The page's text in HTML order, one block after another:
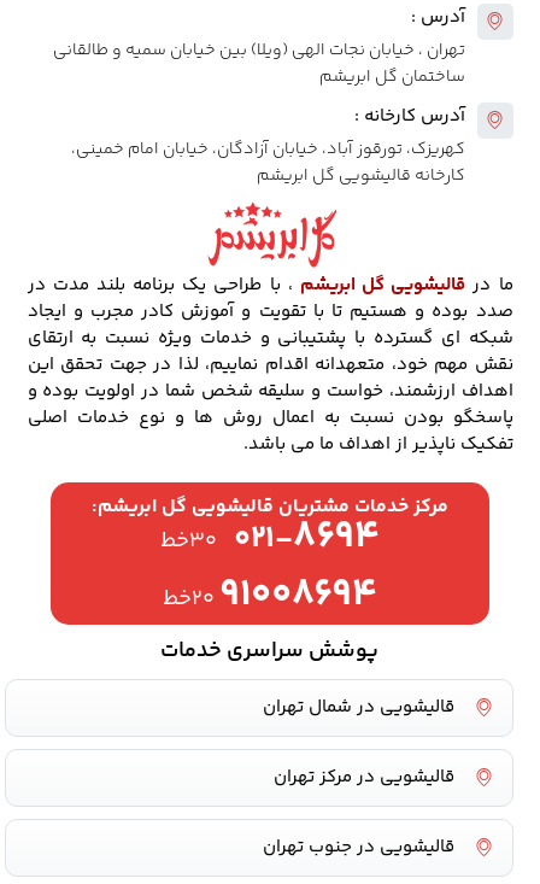
آدرس :
تهران ، خیابان نجات الهی (ویلا) بین خیابان سمیه و طالقانی
ساختمان گل ابریشم
آدرس کارخانه :
کهریزک، تورقوز آباد، خیابان آزادگان، خیابان امام خمینی،
کارخانه قالیشویی گل ابریشم
ما در قالیشویی گل ابریشم ، با طراحی یک برنامه بلند مدت در
صدد بوده و هستیم تا با تقویت و آموزش کادر مجرب و ایجاد
شبکه ای گسترده با پشتیبانی و خدمات ویژه نسبت به ارتقای
نقش مهم خود، متعهدانه اقدام نماییم، لذا در جهت تحقق این
اهداف ارزشمند، خواست و سلیقه شخص شما در اولویت بوده و
پاسخگو بودن نسبت به اعمال روش ها و نوع خدمات اصلی
تفکیک ناپذیر از اهداف ما می باشد.
مرکز خدمات مشتریان قالیشویی گل ابریشم:
۰۲۱-۸۶۹۴ ۳۰خط
۹۱۰۰۸۶۹۴ ۲۰خط
پوشش سراسری خدمات
قالیشویی در شمال تهران
قالیشویی در مرکز تهران
قالیشویی در جنوب تهران